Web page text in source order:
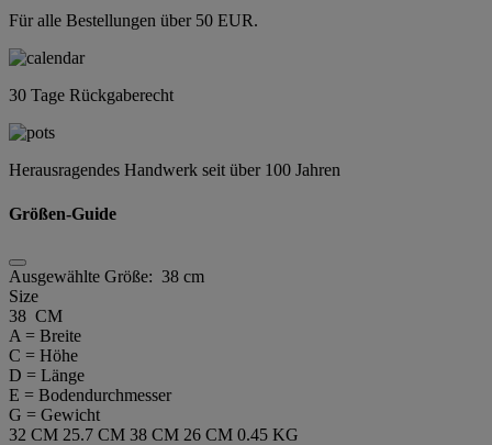
Für alle Bestellungen über 50 EUR.
30 Tage Rückgaberecht
Herausragendes Handwerk seit über 100 Jahren
Größen-Guide
Ausgewählte Größe: 38 cm
Size
38 CM
A = Breite
C = Höhe
D = Länge
E = Bodendurchmesser
G = Gewicht
32 CM 25.7 CM 38 CM 26 CM 0.45 KG